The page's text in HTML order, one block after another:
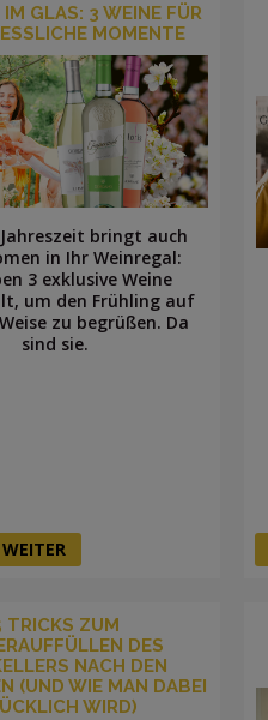
GLAS: 3 WEINE FÜR
MOMENTE
bringt auch
in Ihr Weinregal:
3 exklusive Weine
um den Frühling auf
zu begrüßen. Da
sind sie.
TRICKS ZUM
DES
NACH DEN
(UND WIE MAN DABEI
WIRD)